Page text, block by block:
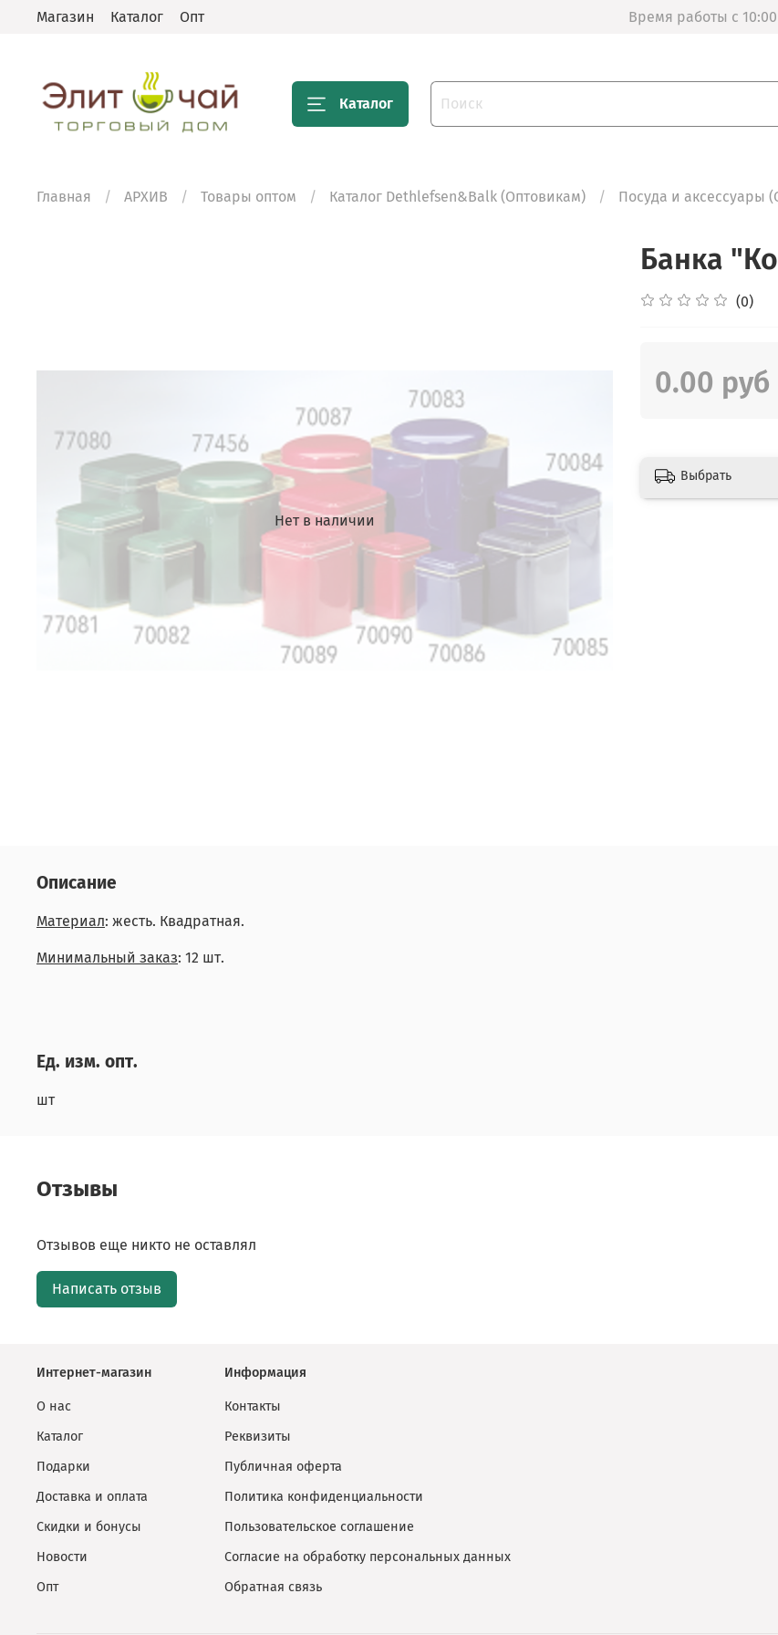
Магазин Каталог Опт Время работы с
Каталог
Главная АРХИВ Товары оптом Каталог Dethlefsen&Balk (Оптовикам) Посуда и аксессуары
Нет в наличии
Банка
(0)
0.00 руб
Выбрать
Описание
Материал: жесть. Квадратная.
Минимальный заказ: 12 шт.
Ед. изм. опт.
шт
Отзывы
Отзывов еще никто не оставлял
Написать отзыв
Интернет-магазин
О нас
Каталог
Подарки
Доставка и оплата
Скидки и бонусы
Новости
Опт
Информация
Контакты
Реквизиты
Публичная оферта
Политика конфиденциальности
Пользовательское соглашение
Согласие на обработку персональных данных
Обратная связь